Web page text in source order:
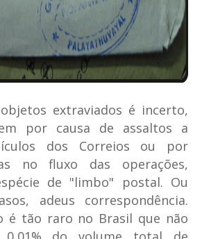
extraviados é incerto,
por causa de assaltos a
dos Correios ou por
no fluxo das operações,
de "limbo" postal. Ou
adeus correspondência.
é tão raro no Brasil que não